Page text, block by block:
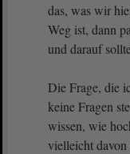
das, was wir
Weg ist, dann
und darauf
Die Frage, die
keine Fragen
wissen, wie
vielleicht davon